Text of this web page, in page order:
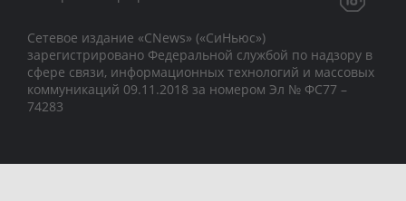
Сетевое издание «CNews» («СиНьюс»)
зарегистрировано Федеральной службой по надзору в
сфере связи, информационных технологий и массовых
коммуникаций 09.11.2018 за номером Эл № ФС77 –
74283